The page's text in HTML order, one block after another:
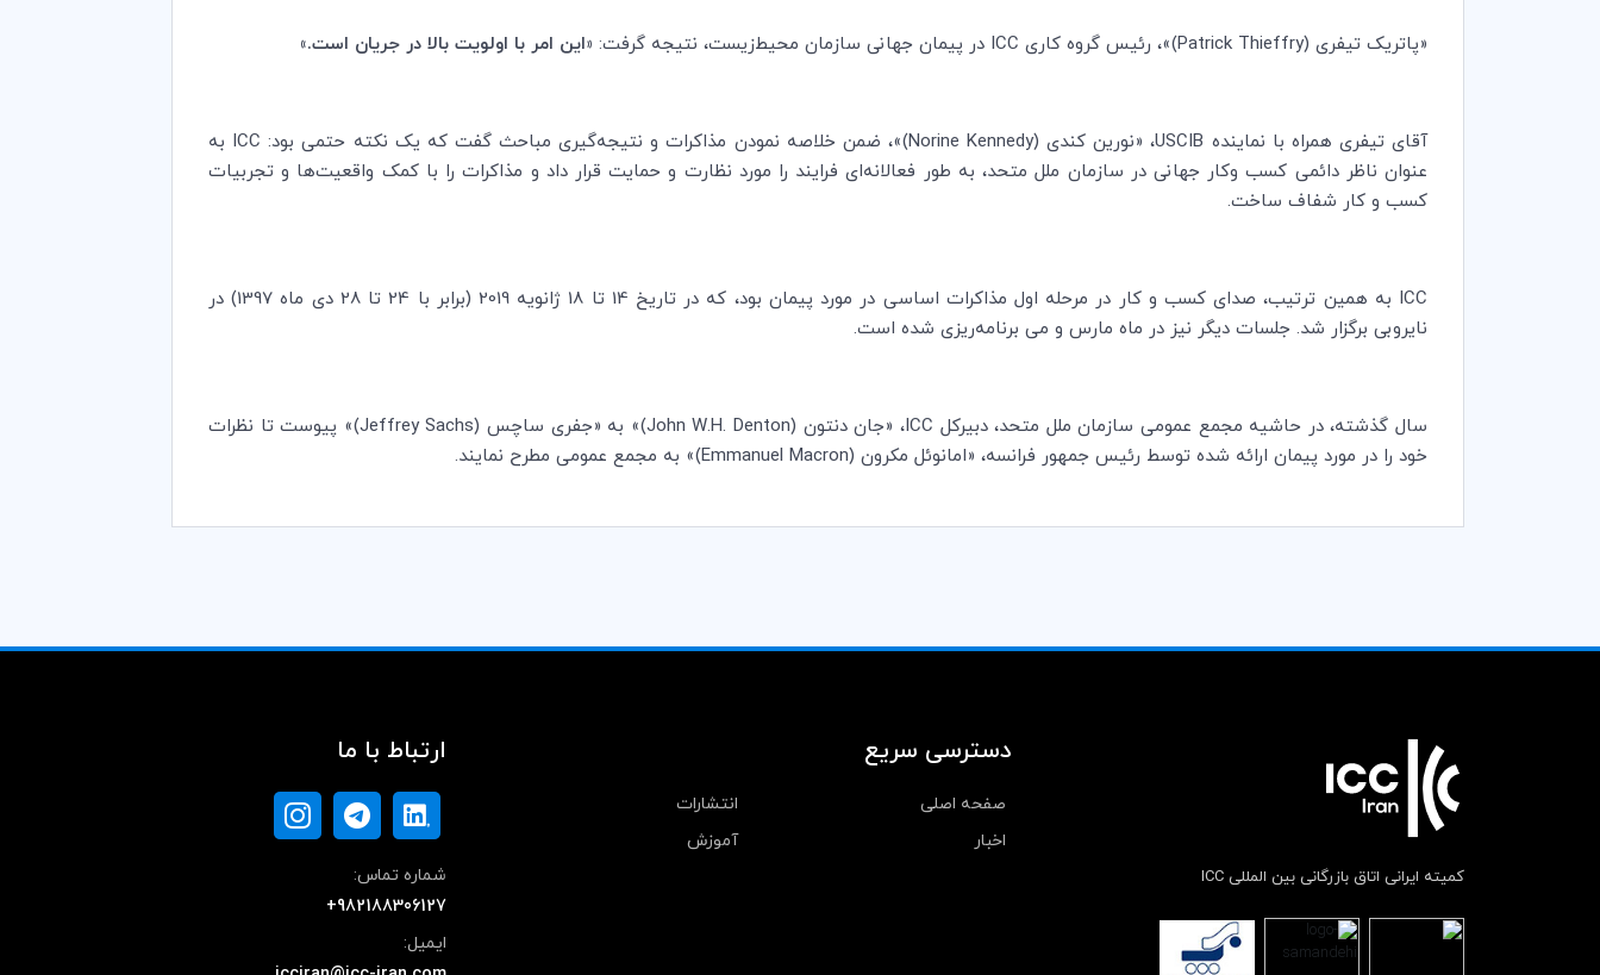
«پاتریک تیفری (Patrick Thieffry)»، رئیس گروه کاری ICC در پیمان جهانی سازمان محیط‌زیست، نتیجه گرفت: «این امر با اولویت بالا در جریان است.»
آقای تیفری همراه با نماینده USCIB، «نورین کندی (Norine Kennedy)»، ضمن خلاصه نمودن مذاکرات و نتیجه‌گیری مباحث گفت که یک نکته حتمی بود: ICC به
عنوان ناظر دائمی کسب وکار جهانی در سازمان ملل متحد، به طور فعالانه‌ای فرایند را مورد نظارت و حمایت قرار داد و مذاکرات را با کمک واقعیت‌ها و تجربیات
کسب و کار شفاف ساخت.
ICC
به همین ترتیب، صدای کسب و کار در مرحله اول مذاکرات اساسی در مورد پیمان بود، که در تاریخ 14 تا 18 ژانویه 2019 (برابر با 24 تا 28 دی ماه 1397) در
نایروبی برگزار شد. جلسات دیگر نیز در ماه مارس و می برنامه‌ریزی شده است.
سال گذشته، در حاشیه مجمع عمومی سازمان ملل متحد، دبیرکل ICC، «جان دنتون (John W.H. Denton)» به «جفری ساچس (Jeffrey Sachs)» پیوست تا نظرات
خود را در مورد پیمان ارائه شده توسط رئیس جمهور فرانسه، «امانوئل مکرون (Emmanuel Macron)» به مجمع عمومی مطرح نمایند.
کمیته ایرانی اتاق بازرگانی بین المللی ICC
دسترسی سریع
صفحه اصلی
انتشارات
اخبار
آموزش
ارتباط با ما
شماره تماس:
+982188306127
ایمیل: